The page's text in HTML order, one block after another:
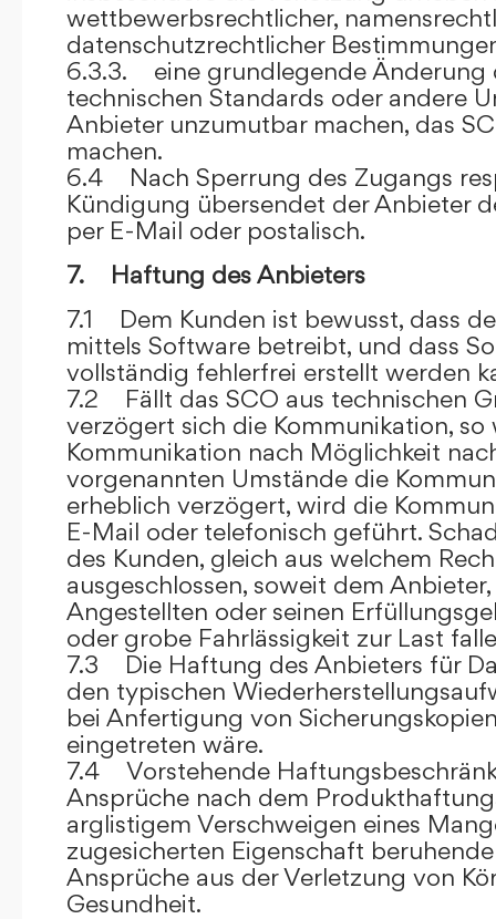
wettbewerbsrechtlicher,
datenschutzrechtlicher
6.3.3. eine grundlegende Änderung
technischen Standards oder andere
Anbieter unzumutbar machen, das
machen.
6.4 Nach Sperrung des Zugangs
Kündigung übersendet der Anbieter
per E-Mail oder postalisch.
7. Haftung des Anbieters
7.1 Dem Kunden ist bewusst, dass
mittels Software betreibt, und dass
vollständig fehlerfrei erstellt werden
7.2 Fällt das SCO aus technischen
verzögert sich die Kommunikation, so
Kommunikation nach Möglichkeit
vorgenannten Umstände die
erheblich verzögert, wird die
E-Mail oder telefonisch geführt.
des Kunden, gleich aus welchem
ausgeschlossen, soweit dem
Angestellten oder seinen
oder grobe Fahrlässigkeit zur Last
7.3 Die Haftung des Anbieters für
den typischen
bei Anfertigung von
eingetreten wäre.
7.4 Vorstehende
Ansprüche nach dem
arglistigem Verschweigen eines
zugesicherten Eigenschaft
Ansprüche aus der Verletzung von
Gesundheit.